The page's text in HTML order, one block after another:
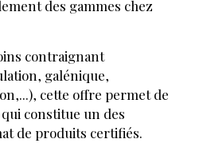
des gammes chez
contraignant
galénique,
cette offre permet de
constitue un des
de produits certifiés.